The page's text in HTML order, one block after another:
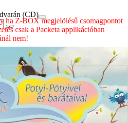
(CD)
ha Z-BOX megjelölésű csomagpontot
csak a Packeta applikációban
nem!